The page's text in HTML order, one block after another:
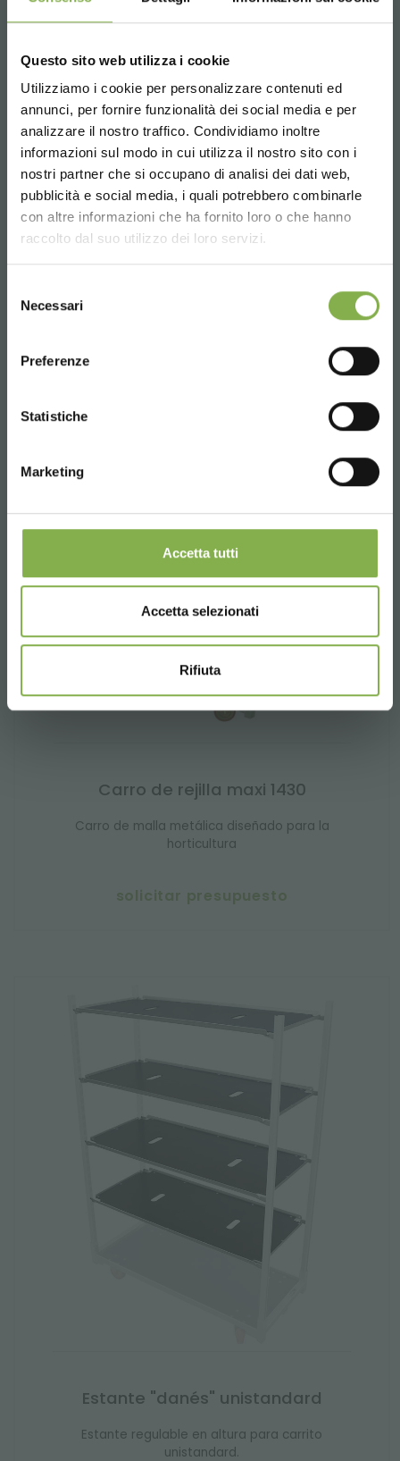
Questo sito web utilizza i cookie
Utilizziamo i cookie per personalizzare contenuti ed
annunci, per fornire funzionalità dei social media e per
analizzare il nostro traffico. Condividiamo inoltre
informazioni sul modo in cui utilizza il nostro sito con i
nostri partner che si occupano di analisi dei dati web,
pubblicità e social media, i quali potrebbero combinarle
con altre informazioni che ha fornito loro o che hanno
raccolto dal suo utilizzo dei loro servizi.
delNecessari
Preferenze
Statistiche
Marketing
Accetta tutti
Accetta selezionati
Rifiuta
Carrito oro
Cesta de rejilla extraible.
Carro de rejilla maxi 1430
Carro de malla metálica diseñado para la
horticultura
solicitar presupuesto
Estante "danés" unistandard
Estante regulable en altura para carrito
unistandard.
Choose the country you are in and your
language for a better browsing experience